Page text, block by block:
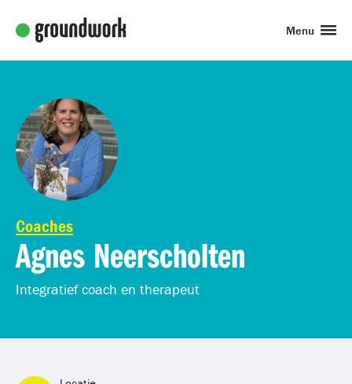
Menu
Coaches
Agnes Neerscholten
Integratief coach en therapeut